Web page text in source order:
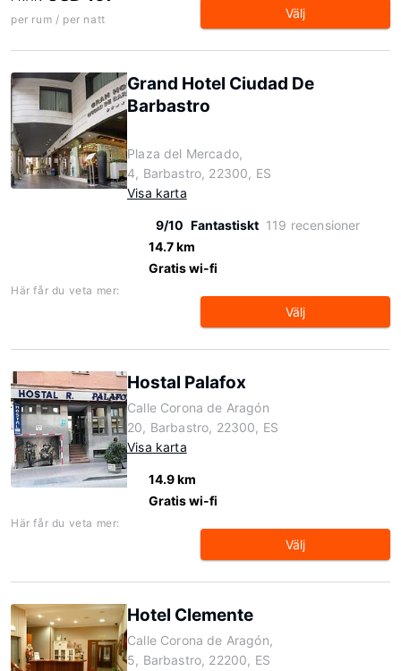
per rum / per natt Välj
Grand Hotel Ciudad De
Barbastro
Plaza del Mercado,
4, Barbastro, 22300, ES
Visa karta
9/10 Fantastiskt 119 recensioner
14.7 km
Gratis wi-fi
Här får du veta mer:
Välj
Hostal Palafox
Calle Corona de Aragón
20, Barbastro, 22300, ES
Visa karta
14.9 km
Gratis wi-fi
Här får du veta mer:
Välj
Hotel Clemente
Calle Corona de Aragón,
5, Barbastro, 22200, ES